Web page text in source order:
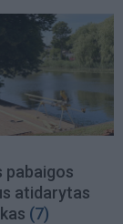
pabaigos
atidarytas
(7)